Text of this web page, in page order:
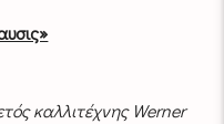
καλλιτέχνης Werner